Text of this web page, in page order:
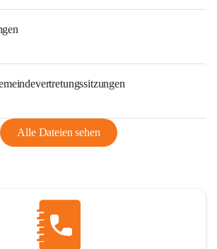
Alle Dateien sehen